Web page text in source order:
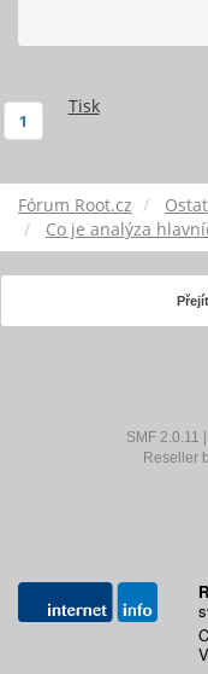
Tisk
1
Fórum Root.cz
Co je analýza
SMF 2.0.11
Reseller